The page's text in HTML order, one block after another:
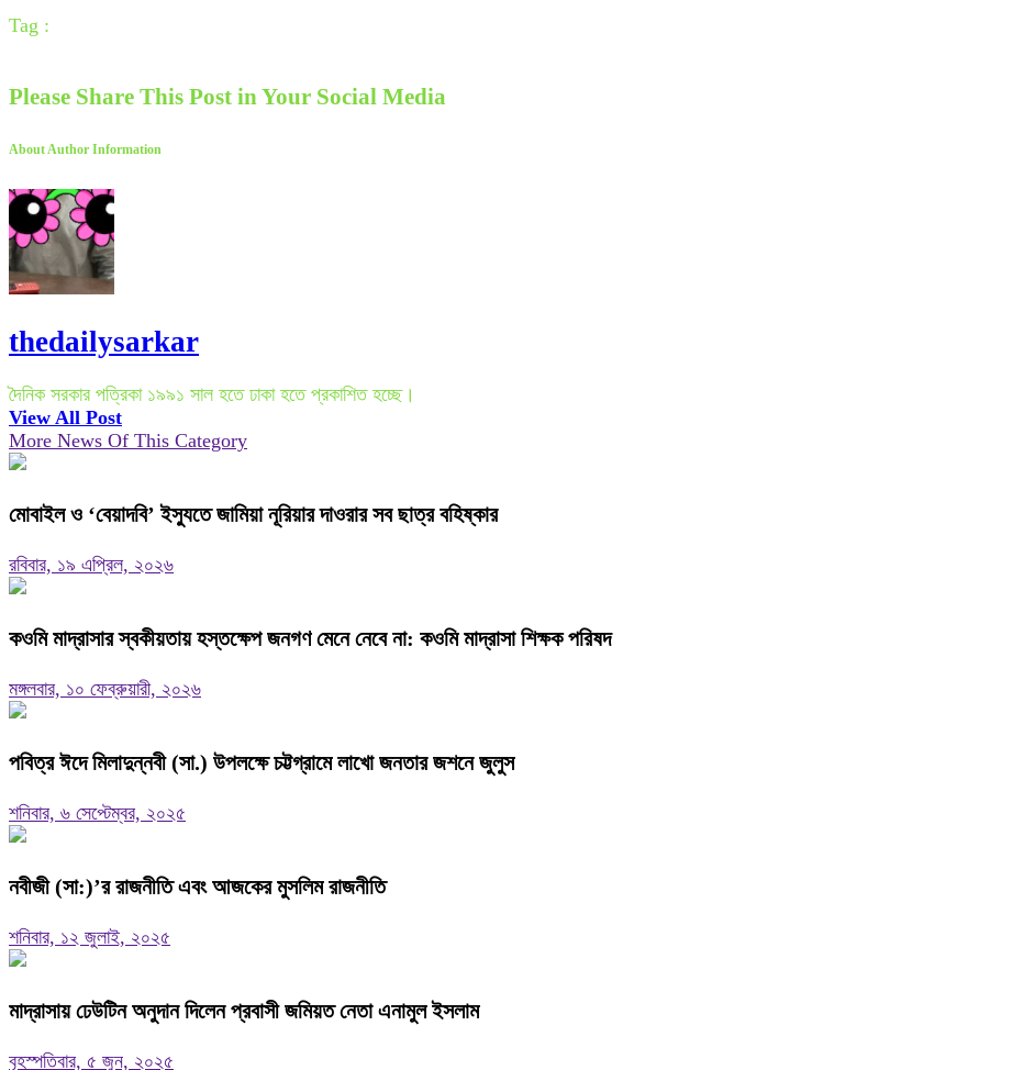
Tag :
Please Share This Post in Your Social Media
About Author Information
thedailysarkar
দৈনিক সরকার পত্রিকা ১৯৯১ সাল হতে ঢাকা হতে প্রকাশিত হচ্ছে।
View All Post
More News Of This Category
মোবাইল ও ‘বেয়াদবি’ ইস্যুতে জামিয়া নূরিয়ার দাওরার সব ছাত্র বহিষ্কার
রবিবার, ১৯ এপ্রিল, ২০২৬
কওমি মাদ্রাসার স্বকীয়তায় হস্তক্ষেপ জনগণ মেনে নেবে না: কওমি মাদ্রাসা শিক্ষক পরিষদ
মঙ্গলবার, ১০ ফেব্রুয়ারী, ২০২৬
পবিত্র ঈদে মিলাদুন্নবী (সা.) উপলক্ষে চট্টগ্রামে লাখো জনতার জশনে জুলুস
শনিবার, ৬ সেপ্টেম্বর, ২০২৫
নবীজী (সা:)‌’র রাজনীতি এবং আজকের মুসলিম রাজনীতি
শনিবার, ১২ জুলাই, ২০২৫
মাদ্রাসায় ঢেউটিন অনুদান দিলেন প্রবাসী জমিয়ত নেতা এনামুল ইসলাম
বৃহস্পতিবার, ৫ জুন, ২০২৫